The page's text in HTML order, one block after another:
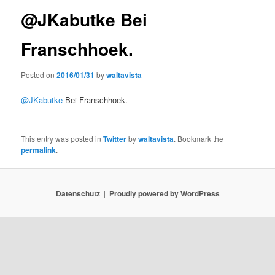
@JKabutke Bei
Franschhoek.
Posted on2016/01/31 bywaltavista
@JKabutke Bei Franschhoek.
This entry was posted inTwitterbywaltavista. Bookmark the
permalink.
Datenschutz Proudly powered by WordPress